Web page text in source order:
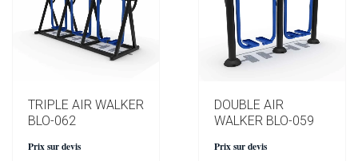
TRIPLE AIR WALKER
BLO-062
Prix sur devis
DOUBLE AIR
WALKER BLO-059
Prix sur devis